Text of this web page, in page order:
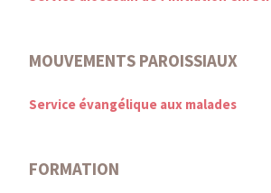
MOUVEMENTS PAROISSIAUX
Service évangélique aux malades
FORMATION